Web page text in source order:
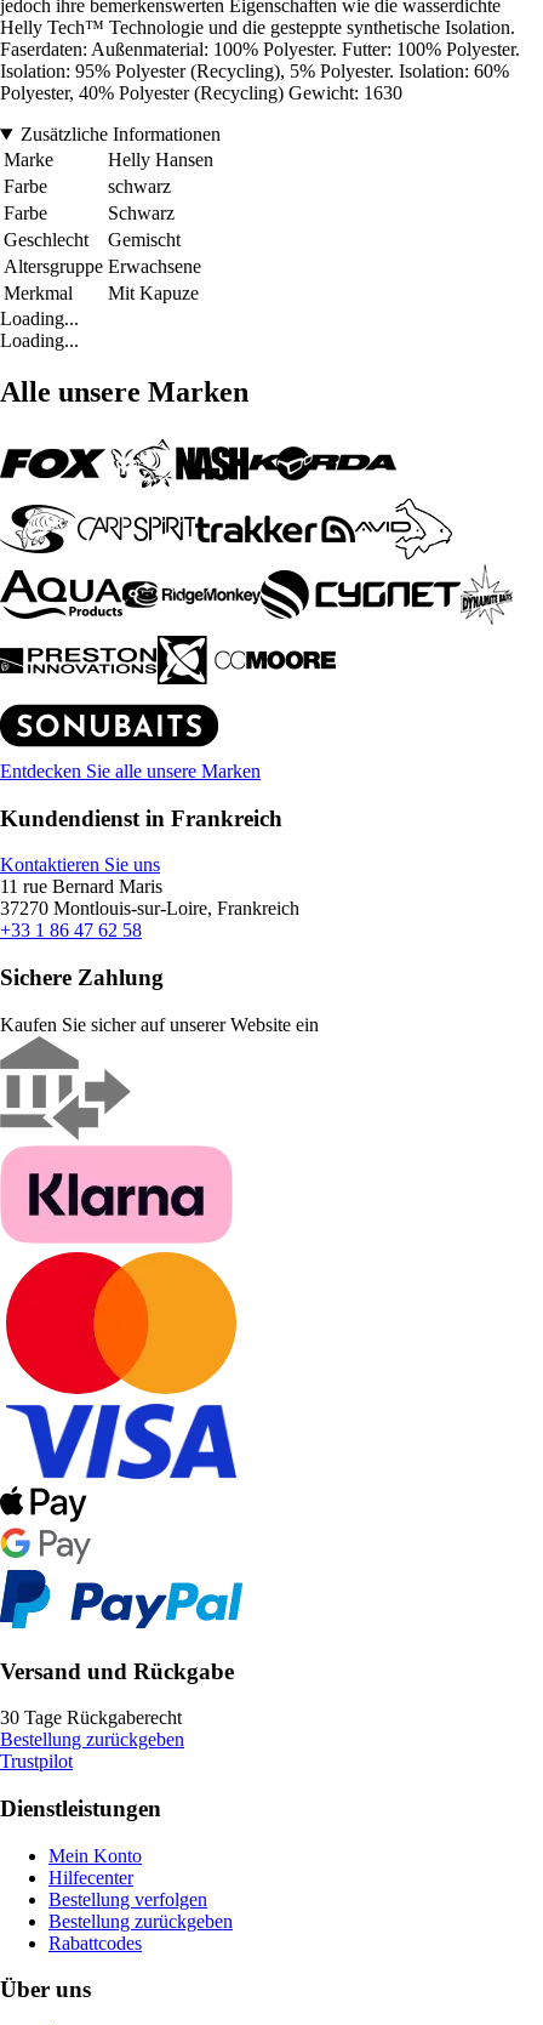
jedoch ihre bemerkenswerten Eigenschaften wie die wasserdichte
Helly Tech™ Technologie und die gesteppte synthetische Isolation.
Faserdaten: Außenmaterial: 100% Polyester. Futter: 100% Polyester.
Isolation: 95% Polyester (Recycling), 5% Polyester. Isolation: 60%
Polyester, 40% Polyester (Recycling) Gewicht: 1630
Zusätzliche Informationen
Marke
Helly Hansen
Farbe
schwarz
Farbe
Schwarz
Geschlecht
Gemischt
Altersgruppe Erwachsene
Merkmal
Mit Kapuze
Loading...
Loading...
Alle unsere Marken
Entdecken Sie alle unsere Marken
Kundendienst in Frankreich
Kontaktieren Sie uns
11 rue Bernard Maris
37270 Montlouis-sur-Loire, Frankreich
+33 1 86 47 62 58
Sichere Zahlung
Kaufen Sie sicher auf unserer Website ein
Versand und Rückgabe
30 Tage Rückgaberecht
Bestellung zurückgeben
Trustpilot
Dienstleistungen
Mein Konto
Hilfecenter
Bestellung verfolgen
Bestellung zurückgeben
Rabattcodes
Über uns